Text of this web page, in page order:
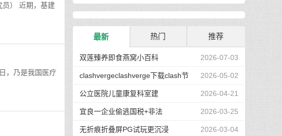
员） 近期，基建
，乃是我国医疗
最新 热门 推荐
2026-07-03
双莲臻养即食燕窝小百科
2026-05-02
clashvergeclashverge下载clash节
2026-04-21
公立医院儿童康复科室建
2026-03-25
宜良一企业偷逃国税+非法
2026-03-04
无折痕折叠屏PG试玩更沉浸